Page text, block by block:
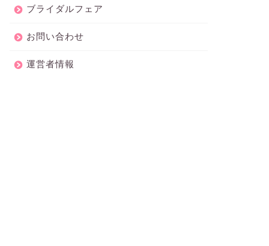
ブライダルフェア
お問い合わせ
運営者情報